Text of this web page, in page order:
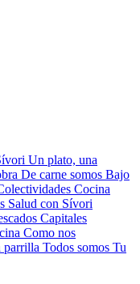
Un plato, una
De carne somos Bajo
Cocina
Salud con Sívori
Capitales
Como nos
parrilla Todos somos Tu